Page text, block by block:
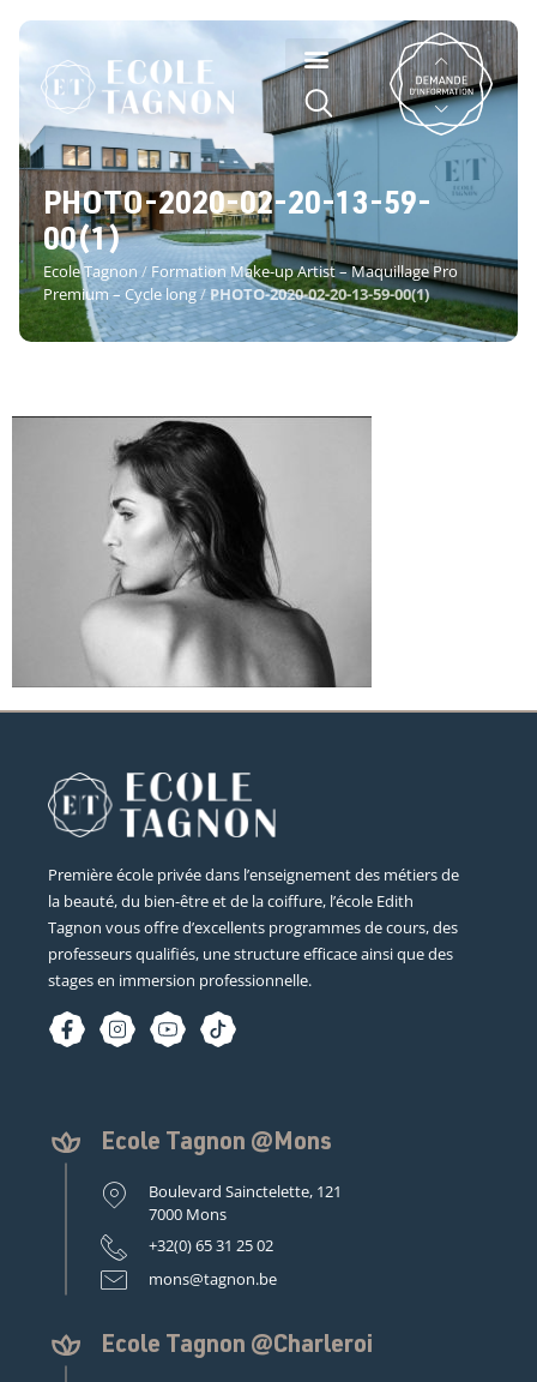
PHOTO-2020-02-20-13-59-
00(1)
Ecole Tagnon / Formation Make-up Artist – Maquillage Pro
Premium – Cycle long/PHOTO-2020-02-20-13-59-00(1)
Première école privée dans l’enseignement des métiers de
la beauté, du bien-être et de la coiffure, l’école Edith
Tagnon vous offre d’excellents programmes de cours, des
professeurs qualifiés, une structure efficace ainsi que des
stages en immersion professionnelle.
Ecole Tagnon @Mons
Boulevard Sainctelette, 121
7000 Mons
+32(0) 65 31 25 02
mons@tagnon.be
Ecole Tagnon @Charleroi